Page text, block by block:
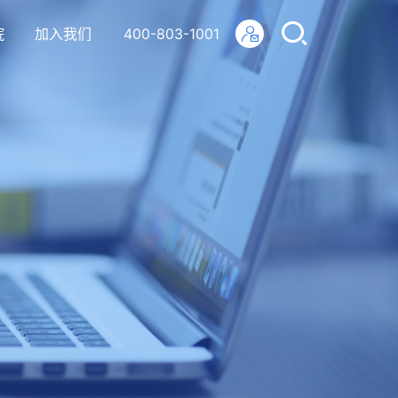
加入我们 400-803-1001